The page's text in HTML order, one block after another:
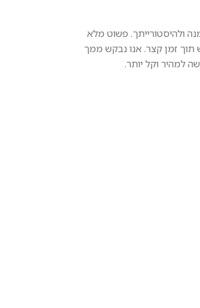
ולהיסטורייתך. פשוט מלא
תוך זמן קצר. אנו נבקש ממך
למהיר וקל יותר.